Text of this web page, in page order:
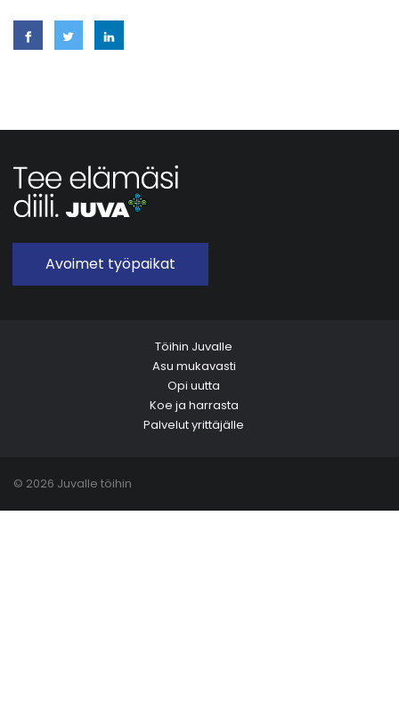
Avoimet työpaikat
Töihin Juvalle
Asu mukavasti
Opi uutta
Koe ja harrasta
Palvelut yrittäjälle
© 2026 Juvalle töihin